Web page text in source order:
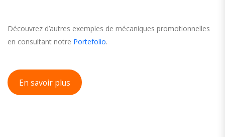
Découvrez d’autres exemples de mécaniques promotionnelles
en consultant notre Portefolio.
En savoir plus